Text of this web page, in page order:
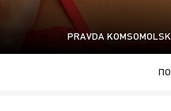
PRAVDA